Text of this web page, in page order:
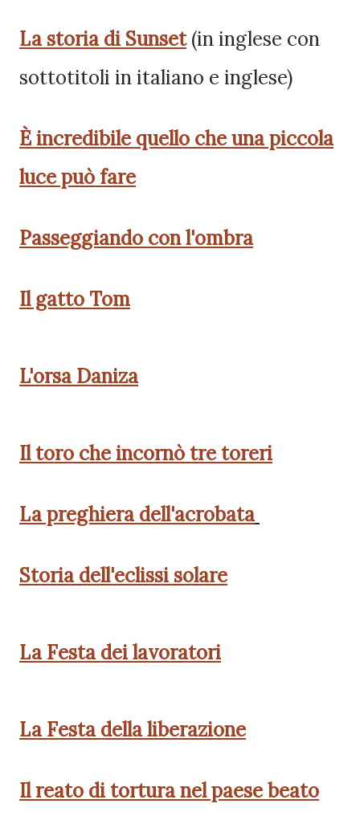
La storia di Sunset(in inglese con
sottotitoli in italiano e inglese)
È incredibile quello che una piccola
luce può fare
Passeggiando con l'ombra
Il gatto Tom
L'orsa Daniza
Il toro che incornò tre toreri
La preghiera dell'acrobata
Storia dell'eclissi solare
La Festa dei lavoratori
La Festa della liberazione
Il reato di tortura nel paese beato